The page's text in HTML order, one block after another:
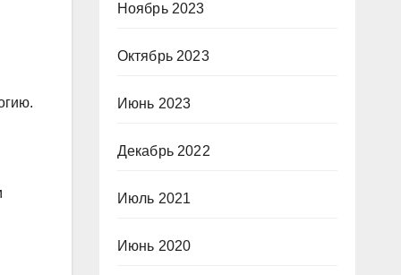
Ноябрь 2023
Октябрь 2023
Июнь 2023
Декабрь 2022
Июль 2021
Июнь 2020